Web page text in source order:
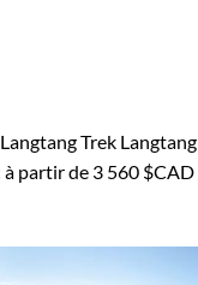
Trek Langtang
à partir de 3 560 $CAD